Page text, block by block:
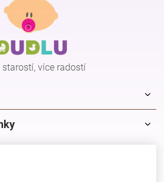
starostí, více radostí